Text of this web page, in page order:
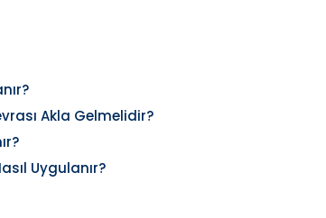
Akla Gelmelidir?
Uygulanır?